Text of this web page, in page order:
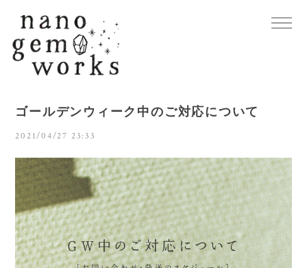
ゴールデンウィーク中のご対応について
2021/04/27 23:33